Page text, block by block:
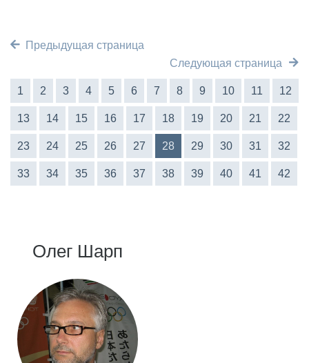
Предыдущая страница
Следующая страница
1 2 3 4 5 6 7 8 9 10 11 12
13 14 15 16 17 18 19 20 21 22
23 24 25 26 27 28 29 30 31 32
33 34 35 36 37 38 39 40 41 42
Олег Шарп